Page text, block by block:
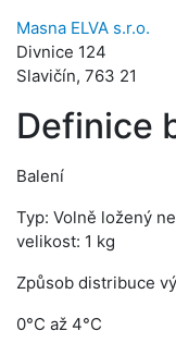
Masna ELVA s.r.o.
Divnice 124
Slavičín, 763 21
Definice
Balení
Typ: Volně ložený
velikost: 1 kg
Způsob distribuce
0°C až 4°C